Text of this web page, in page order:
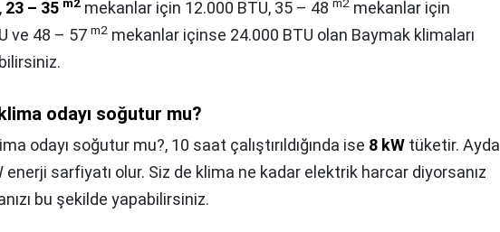
23 – 35 m2 mekanlar için 12.000 BTU, 35 – 48 m2 mekanlar için
ve 48 – 57 m2 mekanlar içinse 24.000 BTU olan Baymak klimaları
odayı soğutur mu?
odayı soğutur mu?, 10 saat çalıştırıldığında ise 8 kW tüketir. Ayda
enerji sarfiyatı olur. Siz de klima ne kadar elektrik harcar diyorsanız
bu şekilde yapabilirsiniz.